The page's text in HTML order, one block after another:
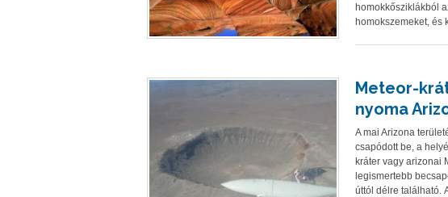
homokkősziklákból
homokszemeket, és
Meteor-
nyoma
A mai Arizona
csapódott be, a
kráter vagy arizonai
legismertebb
úttól délre található.